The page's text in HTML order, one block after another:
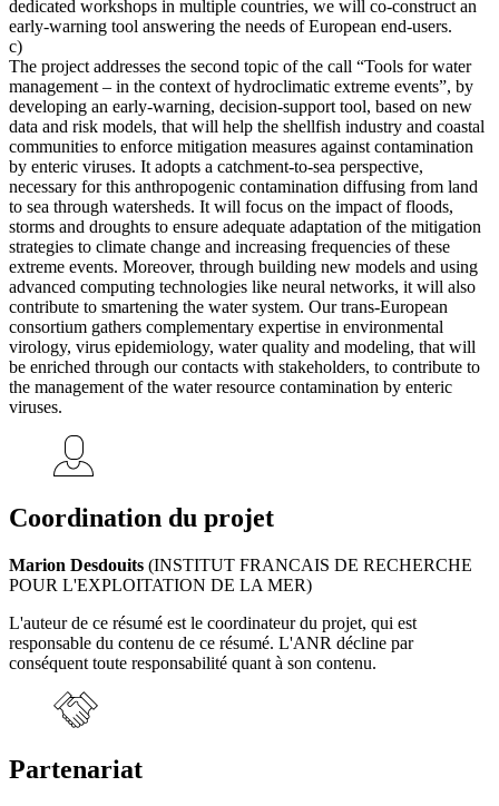
dedicated workshops in multiple countries, we will co-construct an
early-warning tool answering the needs of European end-users.
c)
The project addresses the second topic of the call “Tools for water
management – in the context of hydroclimatic extreme events”, by
developing an early-warning, decision-support tool, based on new
data and risk models, that will help the shellfish industry and coastal
communities to enforce mitigation measures against contamination
by enteric viruses. It adopts a catchment-to-sea perspective,
necessary for this anthropogenic contamination diffusing from land
to sea through watersheds. It will focus on the impact of floods,
storms and droughts to ensure adequate adaptation of the mitigation
strategies to climate change and increasing frequencies of these
extreme events. Moreover, through building new models and using
advanced computing technologies like neural networks, it will also
contribute to smartening the water system. Our trans-European
consortium gathers complementary expertise in environmental
virology, virus epidemiology, water quality and modeling, that will
be enriched through our contacts with stakeholders, to contribute to
the management of the water resource contamination by enteric
viruses.
Coordination du projet
Marion Desdouits (INSTITUT FRANCAIS DE RECHERCHE
POUR L'EXPLOITATION DE LA MER)
L'auteur de ce résumé est le coordinateur du projet, qui est
responsable du contenu de ce résumé. L'ANR décline par
conséquent toute responsabilité quant à son contenu.
Partenariat